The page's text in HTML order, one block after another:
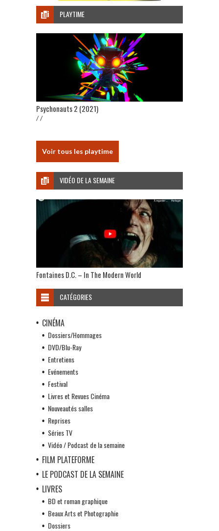
PLAYTIME
Psychonauts 2 (2021)
/ /
Voir tous les playtime
VIDÉO DE LA SEMAINE
Fontaines D.C. – In The Modern World
CATÉGORIES
CINÉMA
Dossiers/Hommages
DVD/Blu-Ray
Entretiens
Evénements
Festival
Livres et Revues Cinéma
Nouveautés salles
Reprises
Séries TV
Vidéo / Podcast de la semaine
FILM PLATEFORME
LE PODCAST DE LA SEMAINE
LIVRES
BD et roman graphique
Beaux Arts et Photographie
Dossiers